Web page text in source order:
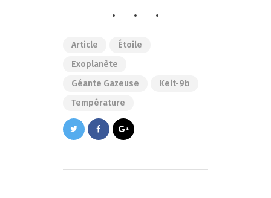
Article
Étoile
Exoplanète
Géante Gazeuse
Kelt-9b
Température